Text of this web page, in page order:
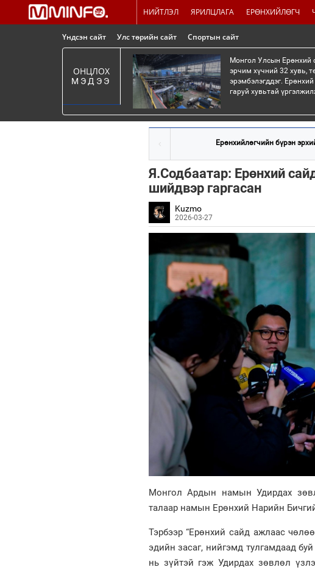
НИЙТЛЭЛ ЯРИЛЦЛАГА ЕРӨНХИЙЛӨГЧ
Үндсэн сайт Улс төрийн сайт Спортын сайт
ОНЦЛОХ
МЭДЭЭ
Монгол Улсын Ерөнхий
эрчим хүчний 32 хувь,
эрэмбэлэгддэг.
гаруй хувьтай
Ерөнхийлөгчийн бүрэн
Я.Содбаатар: Ерөнхий
шийдвэр гаргасан
Kuzmo
2026-03-27
Монгол Ардын намын Удирдах
талаар намын Ерөнхий Нарийн
Тэрбээр “Ерөнхий сайд ажлаас
эдийн засаг, нийгэмд тулгамдаад
нь зүйтэй гэж Удирдах зөвлөл